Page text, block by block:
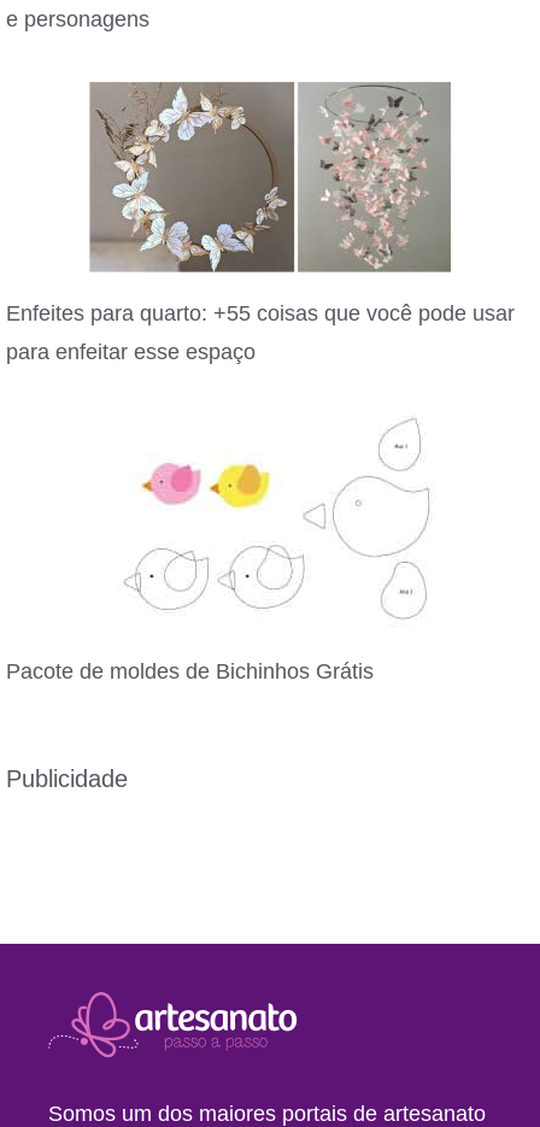
e personagens
Enfeites para quarto: +55 coisas que você pode usar
para enfeitar esse espaço
Pacote de moldes de Bichinhos Grátis
Publicidade
Somos um dos maiores portais de artesanato